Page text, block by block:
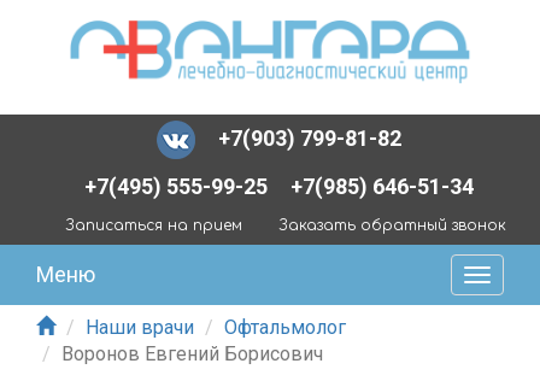
+7(903) 799-81-82
+7(495) 555-99-25
+7(985) 646-51-34
Записаться на прием Заказать обратный звонок
Меню
Наши врачи
Офтальмолог
Воронов Евгений Борисович